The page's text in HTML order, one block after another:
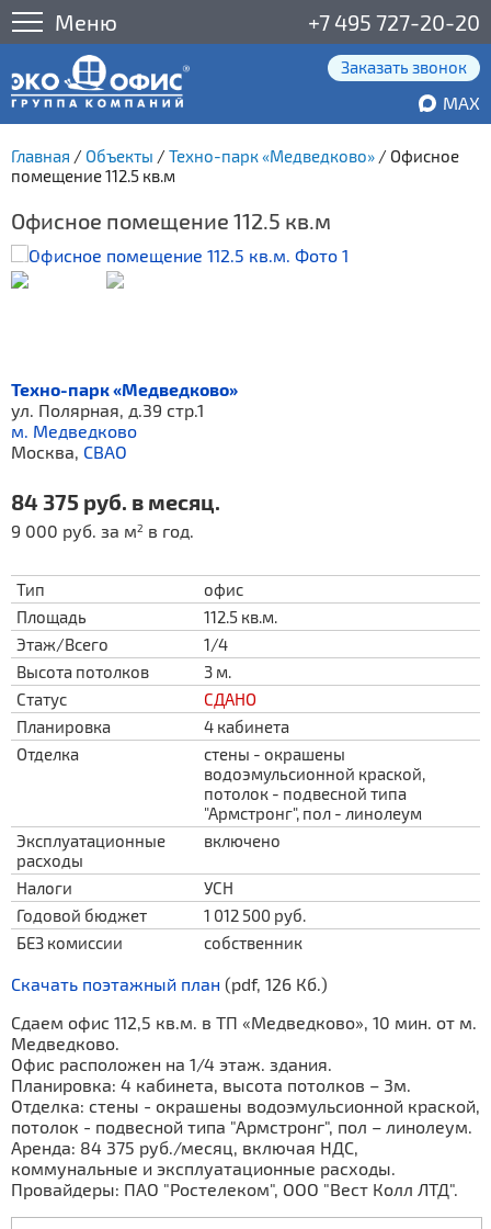
Меню +7 495 727-20-20
Заказать звонок
MAX
Главная / Объекты /Техно-парк «Медведково» / Офисное
помещение 112.5 кв.м
Офисное помещение 112.5 кв.м
Техно-парк «Медведково»
ул. Полярная, д.39 стр.1
м. Медведково
Москва, СВАО
84 375 руб. в месяц.
9 000 руб. за м2 в год.
Тип
офис
Площадь
112.5 кв.м.
Этаж/Всего
1/4
Высота потолков
3 м.
Статус
СДАНО
Планировка
4 кабинета
Отделка
стены - окрашены
водоэмульсионной краской,
потолок - подвесной типа
"Армстронг", пол - линолеум
Эксплуатационные
расходы
включено
Налоги
УСН
Годовой бюджет
1 012 500 руб.
БЕЗ комиссии
собственник
Скачать поэтажный план (pdf, 126 Кб.)
Сдаем офис 112,5 кв.м. в ТП «Медведково», 10 мин. от м.
Медведково.
Офис расположен на 1/4 этаж. здания.
Планировка: 4 кабинета, высота потолков – 3м.
Отделка: стены - окрашены водоэмульсионной краской,
потолок - подвесной типа "Армстронг", пол – линолеум.
Аренда: 84 375 руб./месяц, включая НДС,
коммунальные и эксплуатационные расходы.
Провайдеры: ПАО "Ростелеком", ООО "Вест Колл ЛТД".